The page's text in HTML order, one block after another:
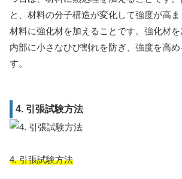
と、材料の分子構造が変化して強度が高ま
材料に強化材を加えることです。強化材
内部に小さなひび割れを防ぎ、強度を高
す。
4. 引張試験方法
4. 引張試験方法